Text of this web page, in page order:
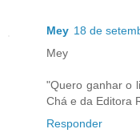
Mey 18 de
Mey
"Quero ganhar o
Chá e da Editora
Responder